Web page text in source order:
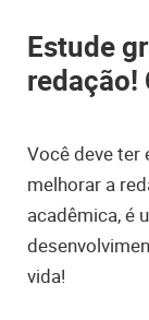
Estude
redação!
Você deve ter
melhorar a
acadêmica, é
vida!